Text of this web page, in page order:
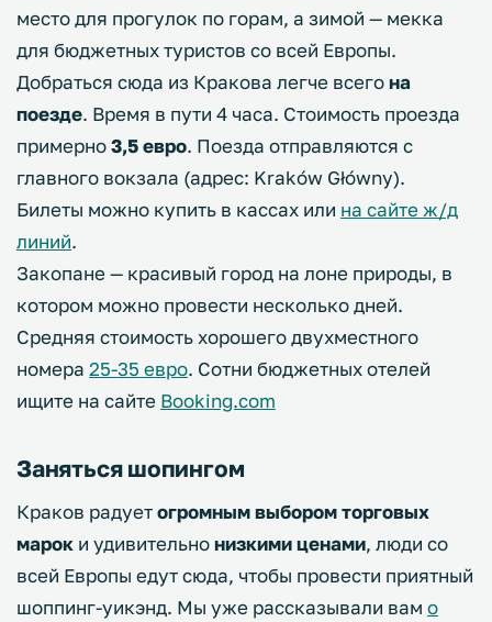
место для прогулок по горам, а зимой — мекка
для бюджетных туристов со всей Европы.
Добраться сюда из Кракова легче всегона
поезде. Время в пути 4 часа. Стоимость проезда
примерно3,5 евро. Поезда отправляются с
главного вокзала (адрес: Kraków Główny).
Билеты можно купить в кассах или на сайте ж/д
линий.
Закопане — красивый город на лоне природы, в
котором можно провести несколько дней.
Средняя стоимость хорошего двухместного
номера 25-35 евро. Сотни бюджетных отелей
ищите на сайте Booking.com
Заняться шопингом
Краков радуетогромным выбором торговых
марок и удивительнонизкими ценами, люди со
всей Европы едут сюда, чтобы провести приятный
шоппинг-уикэнд. Мы уже рассказывали вам о